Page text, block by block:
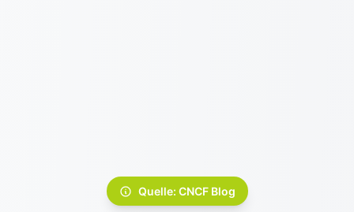
Quelle: CNCF Blog